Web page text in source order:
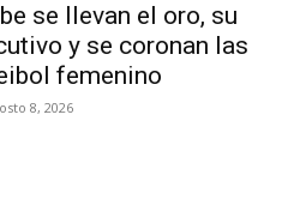
se llevan el oro, su
y se coronan las
femenino
8, 2026